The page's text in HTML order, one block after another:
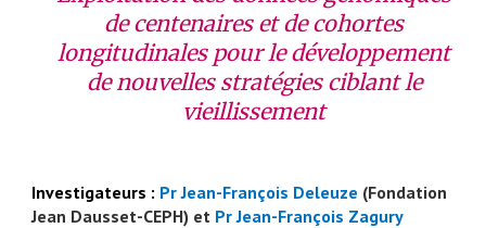
de centenaires et de cohortes
longitudinales pour le développement
de nouvelles stratégies ciblant le
vieillissement
Investigateurs : Pr Jean-François Deleuze (Fondation
Jean Dausset-CEPH) et Pr Jean-François Zagury